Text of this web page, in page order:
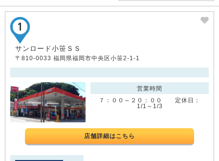
サンロード小笹ＳＳ
〒810-0033 福岡県福岡市中央区小笹2-1-1
営業時間
７：００～２０：００ 定休日：
1/1～1/3
店舗詳細はこちら